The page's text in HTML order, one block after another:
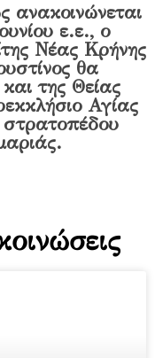
ανακοινώνεται
ε.ε., ο
Νέας Κρήνης
θα
της Θείας
Αγίας